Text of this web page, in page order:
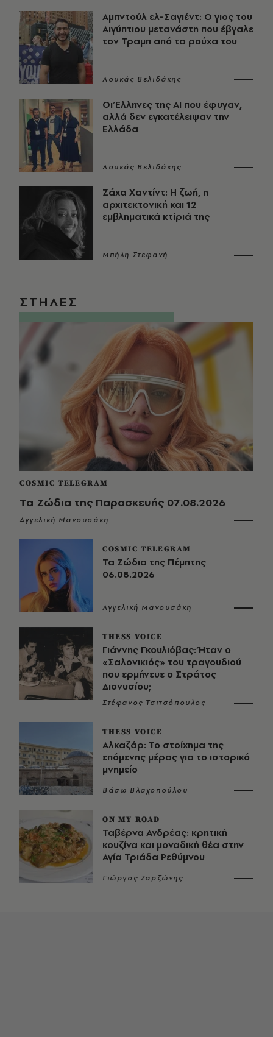
Αμπντούλ ελ-Σαγιέντ: Ο γιος του
Αιγύπτιου μετανάστη που έβγαλε
τον Τραμπ από τα ρούχα του
Λουκάς Βελιδάκης
Οι Έλληνες της ΑΙ που έφυγαν,
αλλά δεν εγκατέλειψαν την
Ελλάδα
Λουκάς Βελιδάκης
Ζάχα Χαντίντ: Η ζωή, η
αρχιτεκτονική και 12
εμβληματικά κτίριά της
Μπήλη Στεφανή
ΣΤΗΛΕΣ
COSMIC TELEGRAM
Τα Ζώδια της Παρασκευής 07.08.2026
Αγγελική Μανουσάκη
COSMIC TELEGRAM
Τα Ζώδια της Πέμπτης
06.08.2026
Αγγελική Μανουσάκη
THESS VOICE
Γιάννης Γκουλιόβας: Ήταν ο
«Σαλονικιός» του τραγουδιού
που ερμήνευε ο Στράτος
Διονυσίου;
Στέφανος Τσιτσόπουλος
THESS VOICE
Αλκαζάρ: Το στοίχημα της
επόμενης μέρας για το ιστορικό
μνημείο
Βάσω Βλαχοπούλου
ON MY ROAD
Ταβέρνα Ανδρέας: κρητική
κουζίνα και μοναδική θέα στην
Αγία Τριάδα Ρεθύμνου
Γιώργος Ζαρζώνης